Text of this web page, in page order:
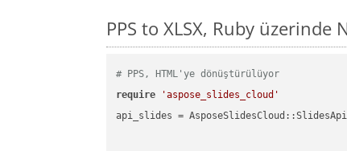
PPS to XLSX, Ruby üzerinde
# PPS, HTML'ye dönüştürülüyor
require
'aspose_slides_cloud'
api_slides =